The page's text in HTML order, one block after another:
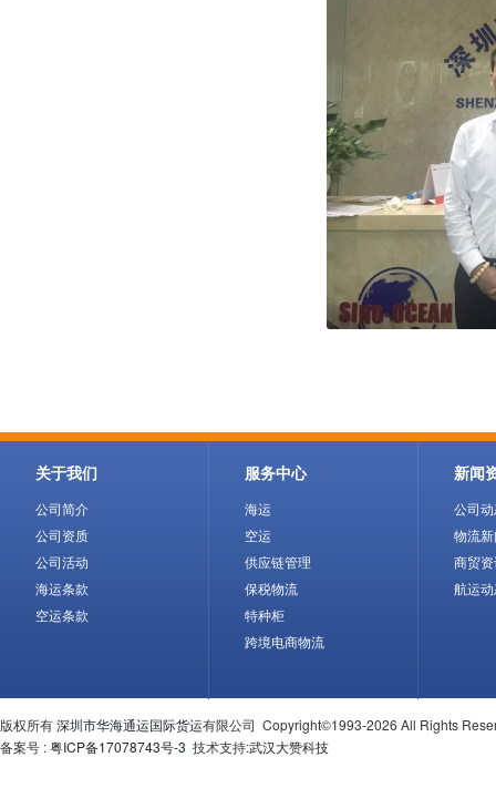
关于我们
公司简介
公司资质
公司活动
海运条款
空运条款
服务中心
海运
空运
供应链管理
保税物流
特种柜
跨境电商物流
新闻
公司
物流
商贸
航运
版权所有深圳市华海通运国际货运有限公司 Copyright©1993-2026 All Rights
备案号 :粤ICP备17078743号-3 技术支持:武汉大赞科技